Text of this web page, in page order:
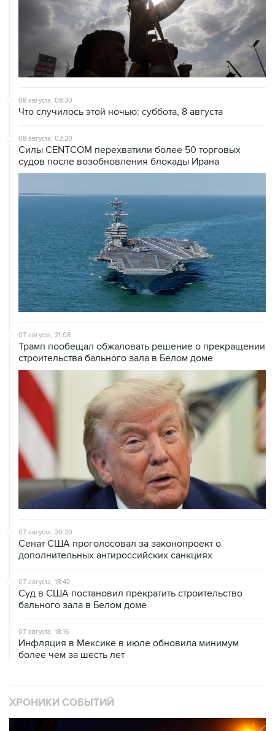
08 августа, 08:30
Что случилось этой ночью: суббота, 8 августа
08 августа, 02:20
Силы CENTCOM перехватили более 50 торговых
судов после возобновления блокады Ирана
07 августа, 21:08
Трамп пообещал обжаловать решение о прекращении
строительства бального зала в Белом доме
07 августа, 20:20
Сенат США проголосовал за законопроект о
дополнительных антироссийских санкциях
07 августа, 18:42
Суд в США постановил прекратить строительство
бального зала в Белом доме
07 августа, 18:16
Инфляция в Мексике в июле обновила минимум
более чем за шесть лет
ХРОНИКИ СОБЫТИЙ